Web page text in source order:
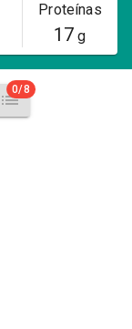
Proteínas
17 g
0/8